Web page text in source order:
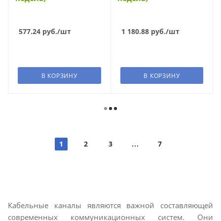
577.24 руб./шт
В КОРЗИНУ
1 180.88руб./шт
В КОРЗИНУ
1 2 3 7
Кабельные каналы являются важной составляющей
современных коммуникационных систем. Они